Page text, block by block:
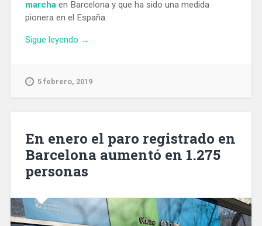
marchaen Barcelona y que ha sido una medida
pionera en el España.
Sigue leyendo «Cerca
locales
se
implican
para
las
agresiones
→
5 febrero, 2019
En enero el paro registrado en
Barcelona aumentó en 1.275
personas